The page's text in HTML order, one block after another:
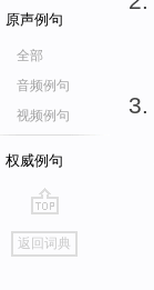
原声例句
全部
音频例句
视频例句
权威例句
go
top
返回词典